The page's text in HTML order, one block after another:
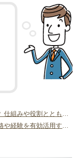
ビルの空調にはどんな種類があるの？ 仕組みや役割とともに紹介
ビルメンから転職したい方必見！ 資格や経験を有効活用するポイント